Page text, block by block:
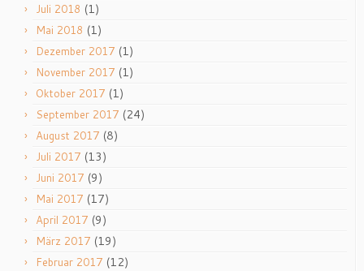
Juli 2018 (1)
Mai 2018 (1)
Dezember 2017 (1)
November 2017 (1)
Oktober 2017 (1)
September 2017 (24)
August 2017 (8)
Juli 2017 (13)
Juni 2017 (9)
Mai 2017 (17)
April 2017 (9)
März 2017 (19)
Februar 2017 (12)